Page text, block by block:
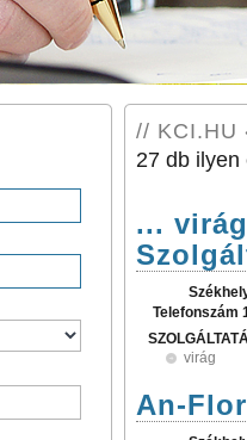
// KCI.HU
27 db ilyen
...
Telefonszám
virág
An-